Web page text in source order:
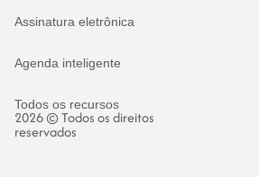
Assinatura eletrônica
Agenda inteligente
Todos os recursos
2026 © Todos os direitos
reservados